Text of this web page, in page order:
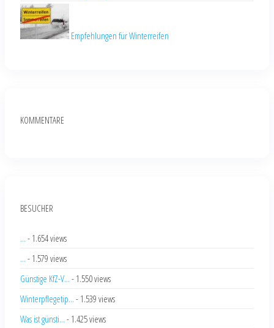
Empfehlungen für Winterreifen
KOMMENTARE
BESUCHER
... - 1.654 views
... - 1.579 views
Günstige KfZ-V... - 1.550 views
Winterpflegetip... - 1.539 views
Was ist günsti... - 1.425 views